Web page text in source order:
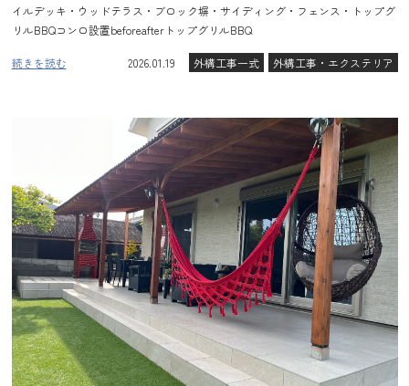
イルデッキ・ウッドテラス・ブロック塀・サイディング・フェンス・トップグ
リルBBQコンロ設置beforeafterトップグリルBBQ
続きを読む 2026.01.19 外構工事一式 外構工事・エクステリア